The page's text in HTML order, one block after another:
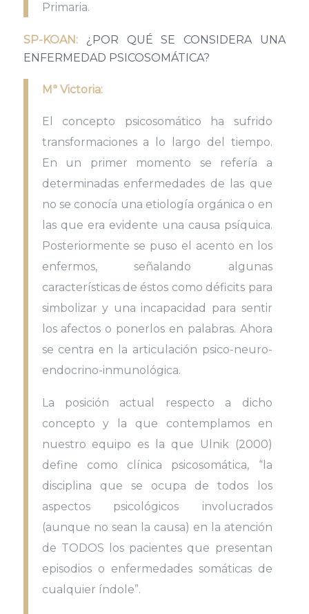
Primaria.
SP-KOAN:¿POR QUÉ SE CONSIDERA UNA
ENFERMEDAD PSICOSOMÁTICA?
Mª Victoria:
El concepto psicosomático ha sufrido
transformaciones a lo largo del tiempo.
En un primer momento se refería a
determinadas enfermedades de las que
no se conocía una etiología orgánica o en
las que era evidente una causa psíquica.
Posteriormente se puso el acento en los
enfermos, señalando algunas
características de éstos como déficits para
simbolizar y una incapacidad para sentir
los afectos o ponerlos en palabras. Ahora
se centra en la articulación psico-neuro-
endocrino-inmunológica.
La posición actual respecto a dicho
concepto y la que contemplamos en
nuestro equipo es la que Ulnik (2000)
define como clínica psicosomática, “la
disciplina que se ocupa de todos los
aspectos psicológicos involucrados
(aunque no sean la causa) en la atención
de TODOS los pacientes que presentan
episodios o enfermedades somáticas de
cualquier índole”.